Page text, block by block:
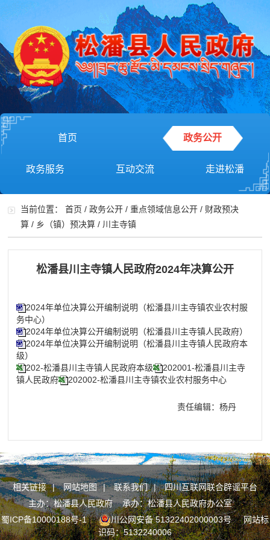
首页 政务公开
政务服务 互动交流 走进松潘
当前位置：首页 /政务公开 /重点领域信息公开 / 财政预决
算 / 乡（镇）预决算 / 川主寺镇
松潘县川主寺镇人民政府2024年决算公开
2024年单位决算公开编制说明（松潘县川主寺镇农业农村服
务中心）
2024年单位决算公开编制说明（松潘县川主寺镇人民政府）
2024年单位决算公开编制说明（松潘县川主寺镇人民政府本
级）
202-松潘县川主寺镇人民政府本级
202001-松潘县川主寺
镇人民政府
202002-松潘县川主寺镇农业农村服务中心
责任编辑：杨丹
相关链接 | 网站地图 | 联系我们 |
四川互联网联合辟谣平台
主办：松潘县人民政府 承办：松潘县人民政府办公室
蜀ICP备10000188号-1
川公网安备 51322402000003号网站标
识码：5132240006